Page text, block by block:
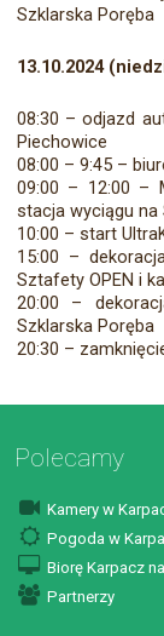
Szklarska Poręba
13.10.2024
08:30 – odjazd
Piechowice
08:00 – 9:45 –
09:00 – 12:00 –
stacja wyciągu
10:00 – start
15:00 –
Sztafety OPEN i
20:00 –
Szklarska Poręba
20:30 –
Polecamy
Kamery w
Pogoda w
Biorę Karpacz
Partnerzy